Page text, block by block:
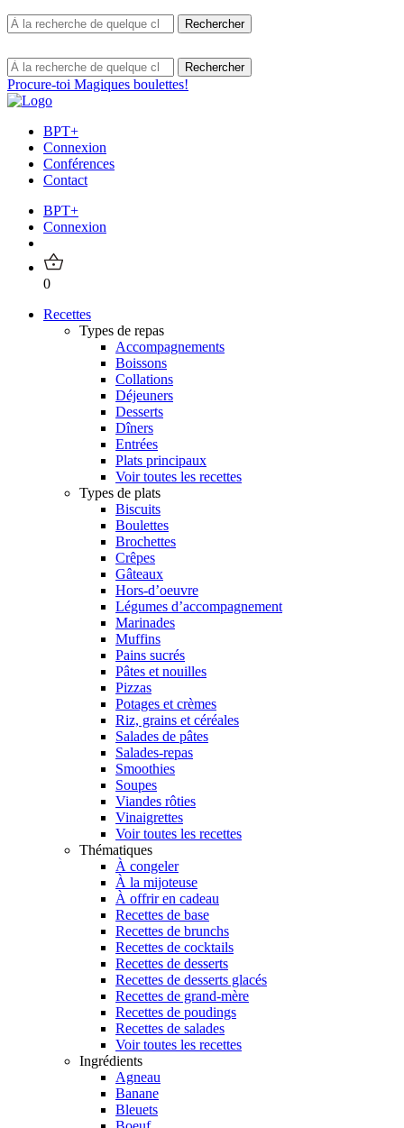
Procure-toi Magiques boulettes!
BPT+
Connexion
Conférences
Contact
BPT+
Connexion
0
Recettes
Types de repas
Accompagnements
Boissons
Collations
Déjeuners
Desserts
Dîners
Entrées
Plats principaux
Voir toutes les recettes
Types de plats
Biscuits
Boulettes
Brochettes
Crêpes
Gâteaux
Hors-d’oeuvre
Légumes d’accompagnement
Marinades
Muffins
Pains sucrés
Pâtes et nouilles
Pizzas
Potages et crèmes
Riz, grains et céréales
Salades de pâtes
Salades-repas
Smoothies
Soupes
Viandes rôties
Vinaigrettes
Voir toutes les recettes
Thématiques
À congeler
À la mijoteuse
À offrir en cadeau
Recettes de base
Recettes de brunchs
Recettes de cocktails
Recettes de desserts
Recettes de desserts glacés
Recettes de grand-mère
Recettes de poudings
Recettes de salades
Voir toutes les recettes
Ingrédients
Agneau
Banane
Bleuets